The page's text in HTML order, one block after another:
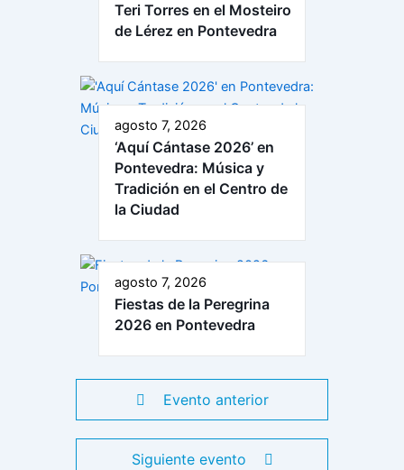
Teri Torres en el Mosteiro
de Lérez en Pontevedra
agosto 7, 2026
‘Aquí Cántase 2026’ en
Pontevedra: Música y
Tradición en el Centro de
la Ciudad
agosto 7, 2026
Fiestas de la Peregrina
2026 en Pontevedra
Evento anterior
Siguiente evento